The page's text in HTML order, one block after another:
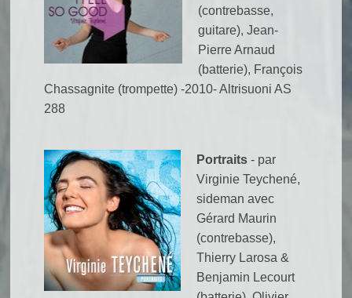
(contrebasse,
guitare), Jean-
Pierre Arnaud
(batterie), François
Chassagnite (trompette) -2010- Altrisuoni AS
288
Portraits- par
Virginie Teychené,
sideman avec
Gérard Maurin
(contrebasse),
Thierry Larosa &
Benjamin Lecourt